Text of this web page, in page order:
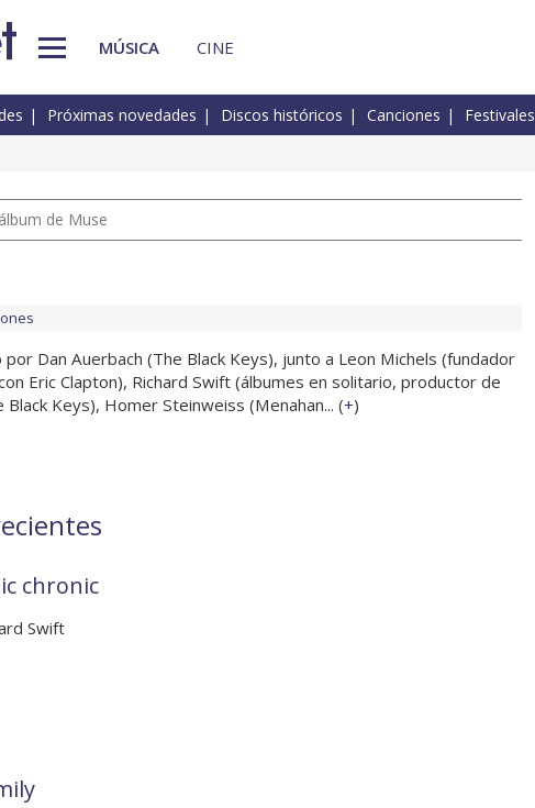
MÚSICA CINE
Próximas novedades Discos históricos Canciones Festivales
de Muse
Dan Auerbach (The Black Keys), junto a Leon Michels (fundador
Eric Clapton), Richard Swift (álbumes en solitario, productor de
Keys), Homer Steinweiss (Menahan... (+)
chronic
Swift